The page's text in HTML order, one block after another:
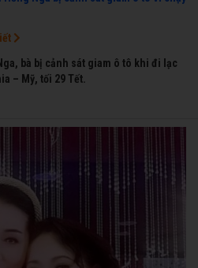
bà bị cảnh sát giam ô tô khi đi lạc
– Mỹ, tối 29 Tết.